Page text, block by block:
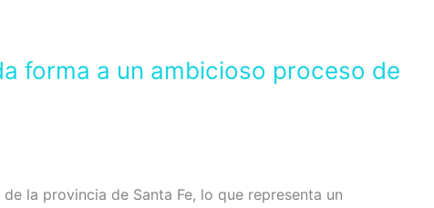
forma a un ambicioso proceso de
la provincia de Santa Fe, lo que representa un